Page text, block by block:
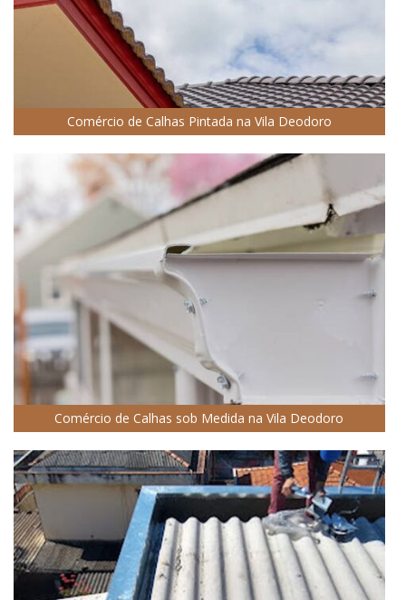
Comércio de Calhas Pintada na Vila Deodoro
Comércio de Calhas sob Medida na Vila Deodoro